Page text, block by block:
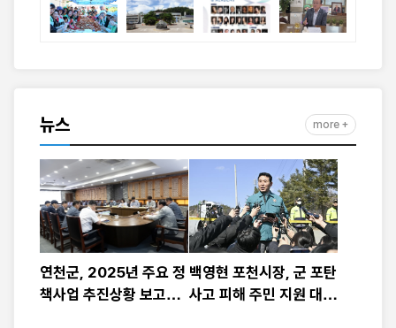
뉴스 more +
연천군, 2025년 주요 정
책사업 추진상황 보고회
백영현 포천시장, 군 포탄
사고 피해 주민 지원 대책